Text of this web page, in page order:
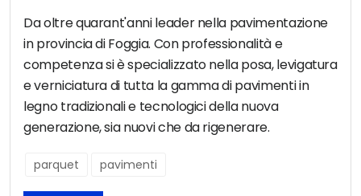
Da oltre quarant'anni leader nella pavimentazione
in provincia di Foggia. Con professionalità e
competenza si è specializzato nella posa, levigatura
e verniciatura di tutta la gamma di pavimenti in
legno tradizionali e tecnologici della nuova
generazione, sia nuovi che da rigenerare.
parquet pavimenti